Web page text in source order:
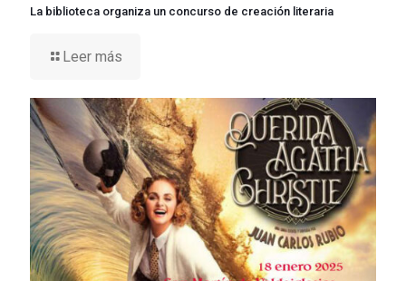
La biblioteca organiza un concurso de creación literaria
Leer más